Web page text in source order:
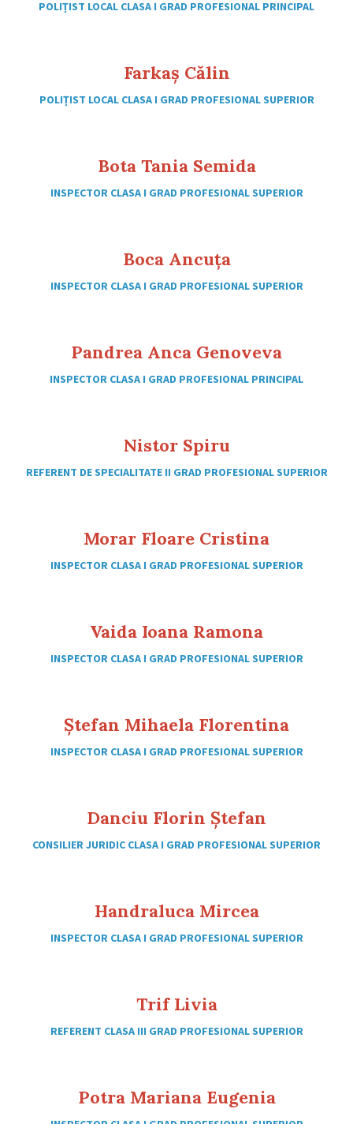
POLIȚIST LOCAL CLASA I GRAD PROFESIONAL PRINCIPAL
Farkaș Călin
POLIȚIST LOCAL CLASA I GRAD PROFESIONAL SUPERIOR
Bota Tania Semida
INSPECTOR CLASA I GRAD PROFESIONAL SUPERIOR
Boca Ancuța
INSPECTOR CLASA I GRAD PROFESIONAL SUPERIOR
Pandrea Anca Genoveva
INSPECTOR CLASA I GRAD PROFESIONAL PRINCIPAL
Nistor Spiru
REFERENT DE SPECIALITATE II GRAD PROFESIONAL SUPERIOR
Morar Floare Cristina
INSPECTOR CLASA I GRAD PROFESIONAL SUPERIOR
Vaida Ioana Ramona
INSPECTOR CLASA I GRAD PROFESIONAL SUPERIOR
Ștefan Mihaela Florentina
INSPECTOR CLASA I GRAD PROFESIONAL SUPERIOR
Danciu Florin Ștefan
CONSILIER JURIDIC CLASA I GRAD PROFESIONAL SUPERIOR
Handraluca Mircea
INSPECTOR CLASA I GRAD PROFESIONAL SUPERIOR
Trif Livia
REFERENT CLASA III GRAD PROFESIONAL SUPERIOR
Potra Mariana Eugenia